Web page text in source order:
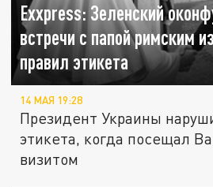
Exxpress: Зеленский
встречи с папой римским
правил этикета
14 МАЯ 19:28
Президент Украины
этикета, когда посещал
визитом